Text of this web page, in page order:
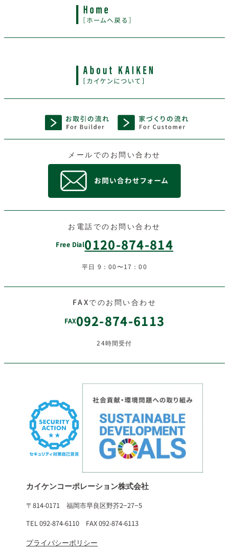
メールでのお問い合わせ
お電話でのお問い合わせ
Free Dial0120-874-814
平日 9：00〜17：00
FAXでのお問い合わせ
FAX092-874-6113
24時間受付
カイケンコーポレーション株式会社
〒814-0171 福岡市早良区野芥2−27−5
TEL 092-874-6110 FAX 092-874-6113
プライバシーポリシー